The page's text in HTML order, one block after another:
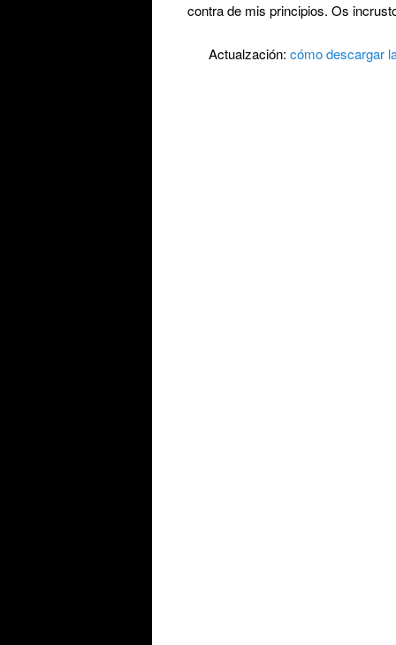
contra de mis principios. Os
Actualzación: cómo descargar